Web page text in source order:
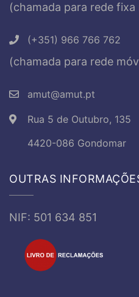
(chamada para rede fixa
(+351) 966 766 762
(chamada para rede
amut@amut.pt
Rua 5 de Outubro, 135
4420-086 Gondomar
OUTRAS
NIF: 501 634 851